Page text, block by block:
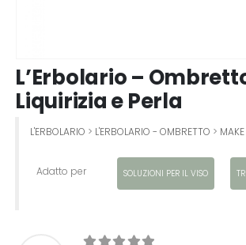
L’Erbolario –
Liquirizia e Perla
L'ERBOLARIO > L'ERBOLARIO - OMBRETTO >
Adatto per SOLUZIONI PER IL VISO